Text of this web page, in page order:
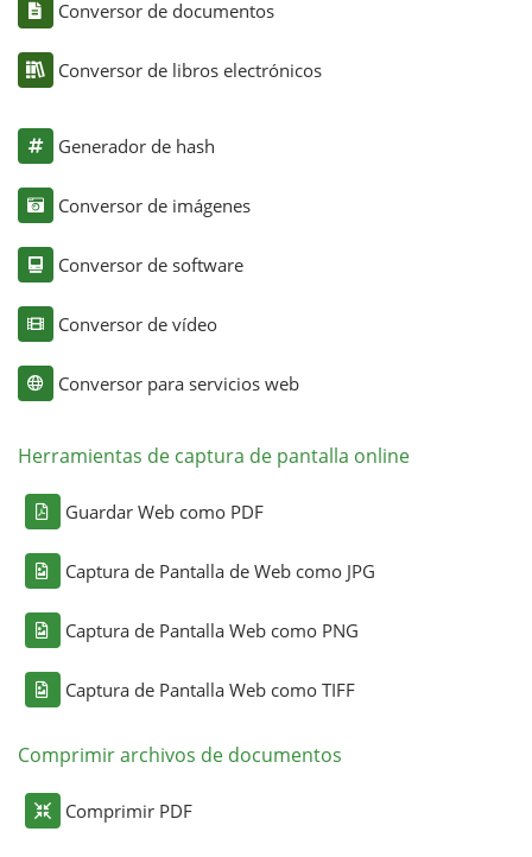
Conversor de documentos
Conversor de libros electrónicos
Generador de hash
Conversor de imágenes
Conversor de software
Conversor de vídeo
Conversor para servicios web
Herramientas de captura de pantalla online
Guardar Web como PDF
Captura de Pantalla de Web como JPG
Captura de Pantalla Web como PNG
Captura de Pantalla Web como TIFF
Comprimir archivos de documentos
Comprimir PDF